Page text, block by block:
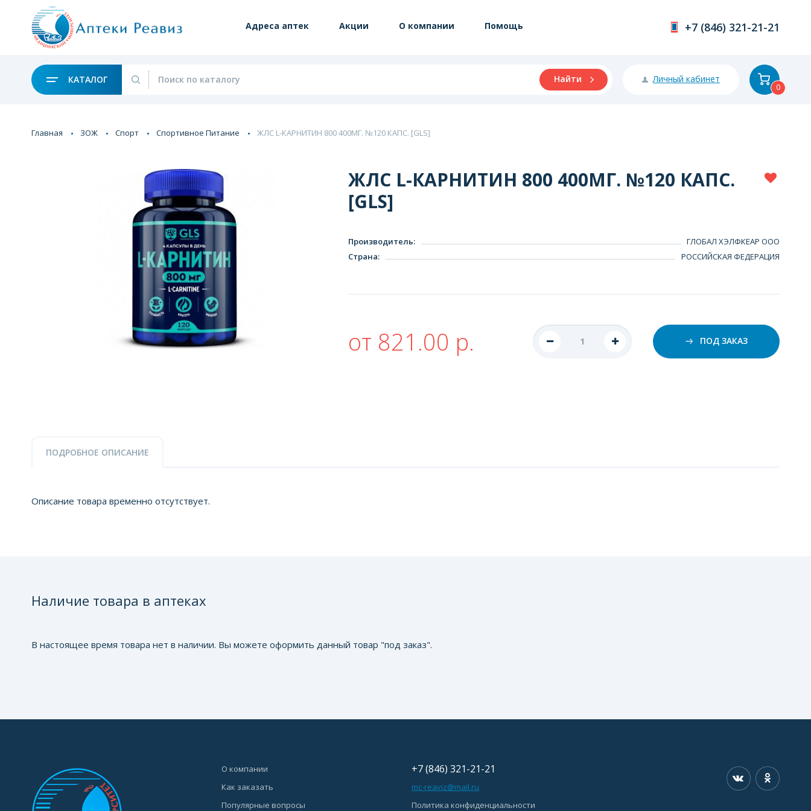
Адреса аптек Акции О компании Помощь +7 (846) 321-21-21
КАТАЛОГ Найти Личный кабинет
0
Главная ЗОЖ Спорт Спортивное Питание ЖЛС L-КАРНИТИН 800 400МГ. №120 КАПС. [GLS]
ЖЛС L-КАРНИТИН 800 400МГ. №120 КАПС.
[GLS]
Производитель:
ГЛОБАЛ ХЭЛФКЕАР ООО
Страна: РОССИЙСКАЯ ФЕДЕРАЦИЯ
от 821.00 р. ПОД ЗАКАЗ
ПОДРОБНОЕ ОПИСАНИЕ
Описание товара временно отсутствует.
Наличие товара в аптеках
В настоящее время товара нет в наличии. Вы можете оформить данный товар "под заказ".
О компании
Как заказать
Популярные вопросы
+7 (846) 321-21-21
mc-reaviz@mail.ru
Политика конфиденциальности